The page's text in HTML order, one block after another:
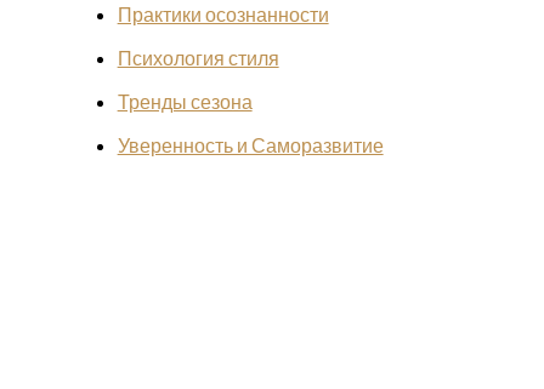
Практики осознанности
Психология стиля
Тренды сезона
Уверенность и Саморазвитие